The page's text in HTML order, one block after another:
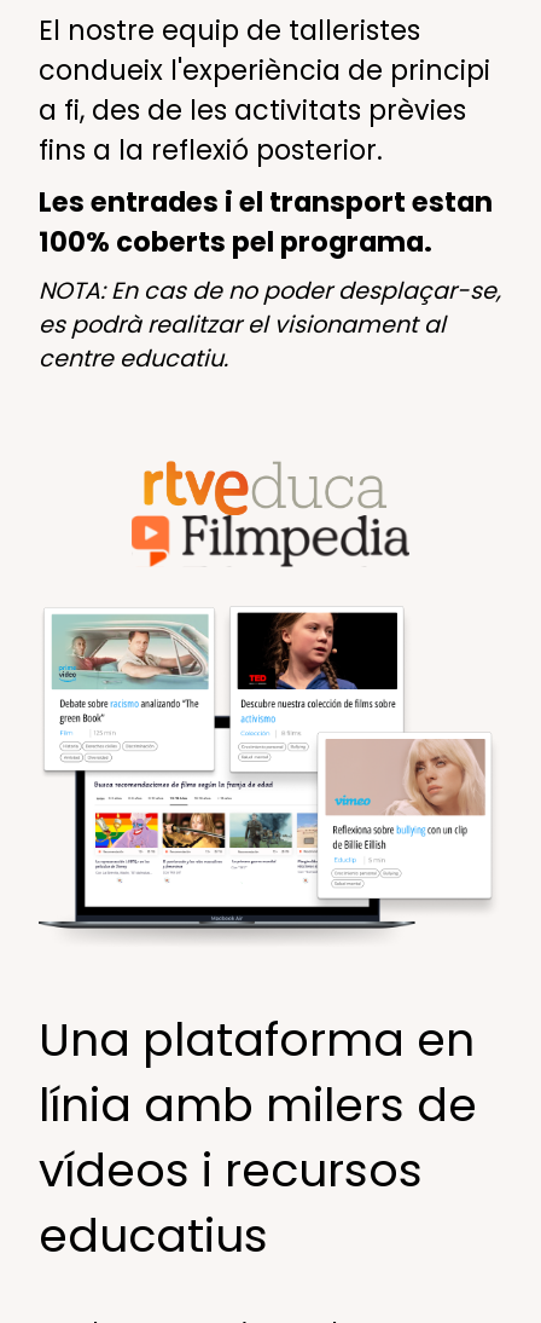
El nostre equip de talleristes
condueix l'experiència de principi
a fi, des de les activitats prèvies
fins a la reflexió posterior.
Les entrades i el transport estan
100% coberts pel programa.
NOTA: En cas de no poder desplaçar-se,
es podrà realitzar el visionament al
centre educatiu.
Una plataforma en
línia amb milers de
vídeos i recursos
educatius